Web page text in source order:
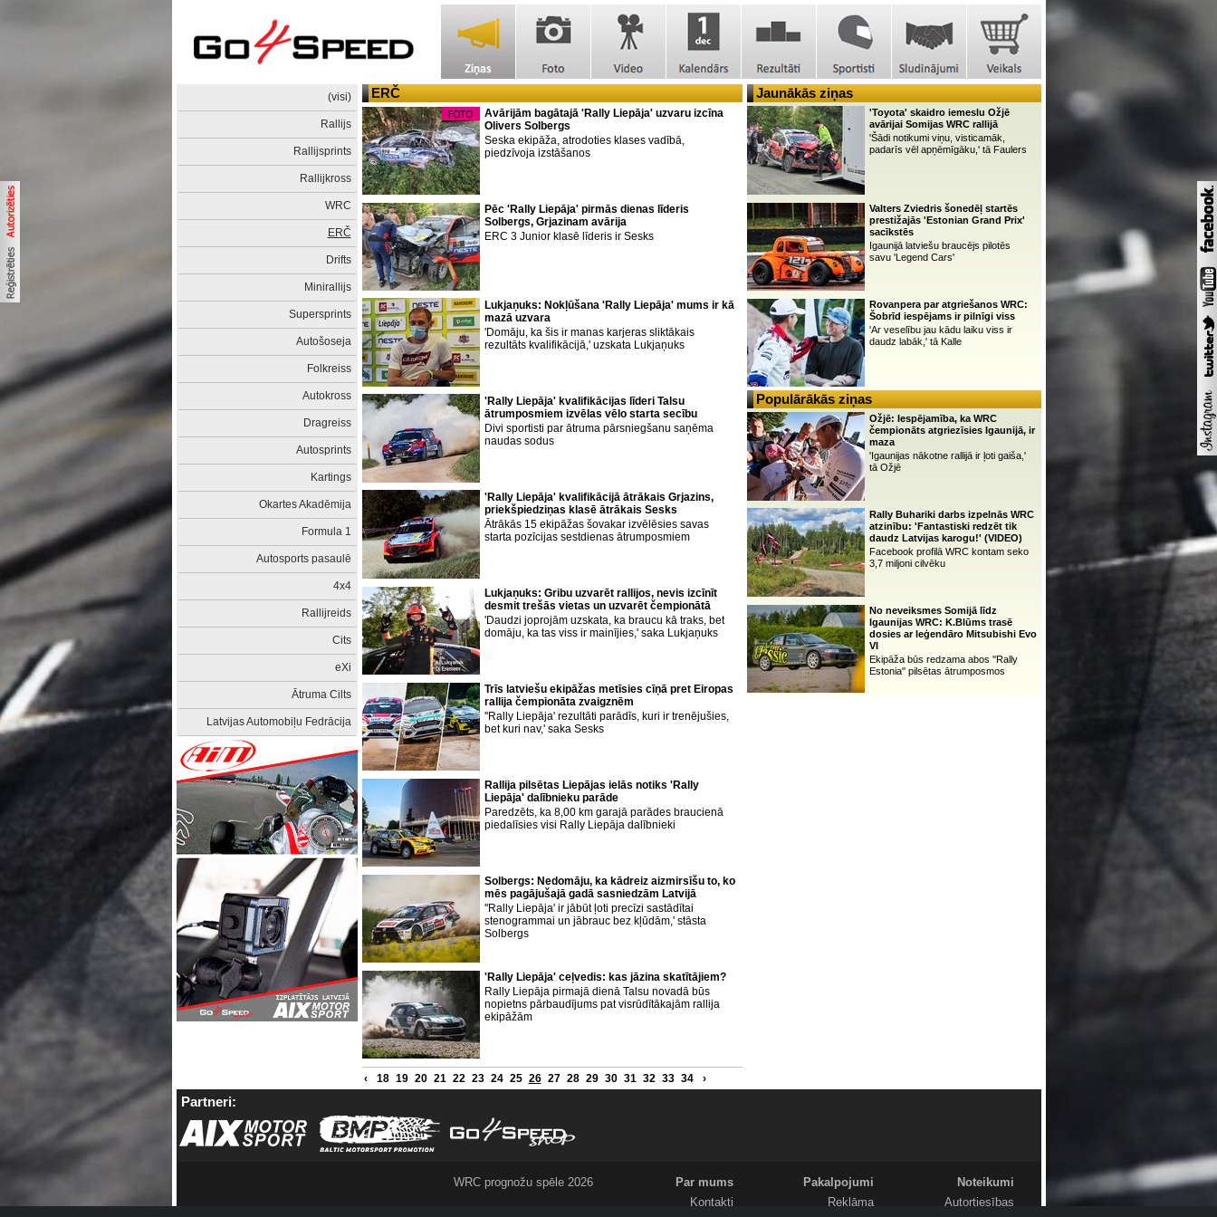
(visi)
Rallijs
Rallijsprints
Rallijkross
WRC
ERČ
Drifts
Minirallijs
Supersprints
Autošoseja
Folkreiss
Autokross
Dragreiss
Autosprints
Kartings
Okartes Akadēmija
Formula 1
Autosports pasaulē
4x4
Rallijreids
Cits
eXi
Ātruma Cilts
Latvijas Automobiļu Fedrācija
ERČ
Avārijām bagātajā 'Rally Liepāja' uzvaru izcīna
Olivers Solbergs
Seska ekipāža, atrodoties klases vadībā,
piedzīvoja izstāšanos
Pēc 'Rally Liepāja' pirmās dienas līderis
Solbergs, Grjazinam avārija
ERC 3 Junior klasē līderis ir Sesks
Lukjaņuks: Nokļūšana 'Rally Liepāja' mums ir kā
mazā uzvara
'Domāju, ka šis ir manas karjeras sliktākais
rezultāts kvalifikācijā,' uzskata Lukjaņuks
'Rally Liepāja' kvalifikācijas līderi Talsu
ātrumposmiem izvēlas vēlo starta secību
Divi sportisti par ātruma pārsniegšanu saņēma
naudas sodus
'Rally Liepāja' kvalifikācijā ātrākais Grjazins,
priekšpiedziņas klasē ātrākais Sesks
Ātrākās 15 ekipāžas šovakar izvēlēsies savas
starta pozīcijas sestdienas ātrumposmiem
Lukjaņuks: Gribu uzvarēt rallijos, nevis izcīnīt
desmit trešās vietas un uzvarēt čempionātā
'Daudzi joprojām uzskata, ka braucu kā traks, bet
domāju, ka tas viss ir mainījies,' saka Lukjaņuks
Trīs latviešu ekipāžas metīsies cīņā pret Eiropas
rallija čempionāta zvaigznēm
''Rally Liepāja' rezultāti parādīs, kuri ir trenējušies,
bet kuri nav,' saka Sesks
Rallija pilsētas Liepājas ielās notiks 'Rally
Liepāja' dalībnieku parāde
Paredzēts, ka 8,00 km garajā parādes braucienā
piedalīsies visi Rally Liepāja dalībnieki
Solbergs: Nedomāju, ka kādreiz aizmirsīšu to, ko
mēs pagājušajā gadā sasniedzām Latvijā
''Rally Liepāja' ir jābūt ļoti precīzi sastādītai
stenogrammai un jābrauc bez kļūdām,' stāsta
Solbergs
'Rally Liepāja' ceļvedis: kas jāzina skatītājiem?
Rally Liepāja pirmajā dienā Talsu novadā būs
nopietns pārbaudījums pat visrūdītākajām rallija
ekipāžām
‹ 18 19 20 21 22 23 24 25 26 27 28 29 30 31 32 33 34 ›
Jaunākās ziņas
'Toyota' skaidro iemeslu Ožjē
avārijai Somijas WRC rallijā
'Šādi notikumi viņu, visticamāk,
padarīs vēl apņēmīgāku,' tā Faulers
Valters Zviedris šonedēļ startēs
prestižajās 'Estonian Grand Prix'
sacīkstēs
Igaunijā latviešu braucējs pilotēs
savu 'Legend Cars'
Rovanpera par atgriešanos WRC:
Šobrīd iespējams ir pilnīgi viss
'Ar veselību jau kādu laiku viss ir
daudz labāk,' tā Kalle
Populārākās ziņas
Ožjē: Iespējamība, ka WRC
čempionāts atgriezīsies Igaunijā, ir
maza
'Igaunijas nākotne rallijā ir ļoti gaiša,'
tā Ožjē
Rally Buhariki darbs izpelnās WRC
atzinību: 'Fantastiski redzēt tik
daudz Latvijas karogu!' (VIDEO)
Facebook profilā WRC kontam seko
3,7 miljoni cilvēku
No neveiksmes Somijā līdz
Igaunijas WRC: K.Blūms trasē
dosies ar leģendāro Mitsubishi Evo
VI
Ekipāža būs redzama abos ''Rally
Estonia'' pilsētas ātrumposmos
Partneri:
WRC prognožu spēle 2026
Par mums
Kontakti
Pakalpojumi
Reklāma
Noteikumi
Autortiesības